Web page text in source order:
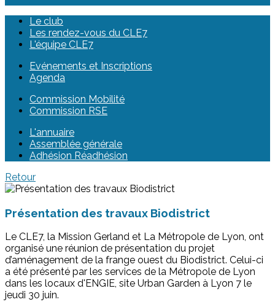
Le club
Les rendez-vous du CLE7
L'équipe CLE7
Evénements et Inscriptions
Agenda
Commission Mobilité
Commission RSE
L'annuaire
Assemblée générale
Adhésion Réadhésion
Retour
Présentation des travaux Biodistrict
Le CLE7, la Mission Gerland et La Métropole de Lyon, ont
organisé une réunion de présentation du projet
d’aménagement de la frange ouest du Biodistrict. Celui-ci
a été présenté par les services de la Métropole de Lyon
dans les locaux d'ENGIE, site Urban Garden à Lyon 7 le
jeudi 30 juin.